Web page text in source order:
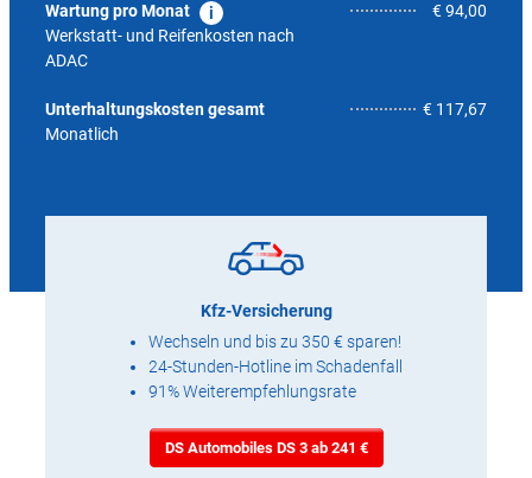
Wartung pro Monat
Werkstatt- und Reifenkosten nach
ADAC
€ 94,00
Unterhaltungskosten gesamt
Monatlich
€ 117,674,6
Kfz-Versicherung
Wechseln und bis zu 350 € sparen!
24-Stunden-Hotline im Schadenfall
91% Weiterempfehlungsrate
DS Automobiles DS 3 ab 241 €